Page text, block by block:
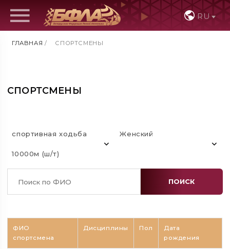
RU
ГЛАВНАЯ / СПОРТСМЕНЫ
СПОРТСМЕНЫ
спортивная ходьба
10000м (ш/т)
Женский
ПОИСК
ФИО
спортсмена
Дисциплины Пол
Дата
рождения